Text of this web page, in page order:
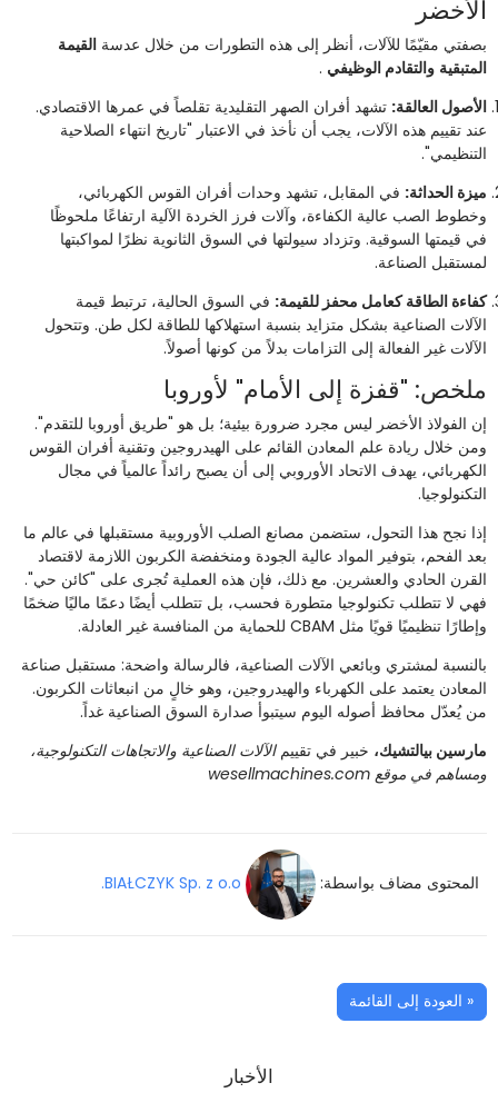
الأخضر
بصفتي مقيّمًا للآلات، أنظر إلى هذه التطورات من خلال عدسةالقيمة
المتبقية والتقادم الوظيفي .
الأصول العالقة: تشهد أفران الصهر التقليدية تقلصاً في عمرها الاقتصادي.
عند تقييم هذه الآلات، يجب أن نأخذ في الاعتبار "تاريخ انتهاء الصلاحية
التنظيمي".
ميزة الحداثة: في المقابل، تشهد وحدات أفران القوس الكهربائي،
وخطوط الصب عالية الكفاءة، وآلات فرز الخردة الآلية ارتفاعًا ملحوظًا
في قيمتها السوقية. وتزداد سيولتها في السوق الثانوية نظرًا لمواكبتها
لمستقبل الصناعة.
كفاءة الطاقة كعامل محفز للقيمة: في السوق الحالية، ترتبط قيمة
الآلات الصناعية بشكل متزايد بنسبة استهلاكها للطاقة لكل طن. وتتحول
الآلات غير الفعالة إلى التزامات بدلاً من كونها أصولاً.
ملخص: "قفزة إلى الأمام" لأوروبا
إن الفولاذ الأخضر ليس مجرد ضرورة بيئية؛ بل هو "طريق أوروبا للتقدم".
ومن خلال ريادة علم المعادن القائم على الهيدروجين وتقنية أفران القوس
الكهربائي، يهدف الاتحاد الأوروبي إلى أن يصبح رائداً عالمياً في مجال
التكنولوجيا.
إذا نجح هذا التحول، ستضمن مصانع الصلب الأوروبية مستقبلها في عالم ما
بعد الفحم، بتوفير المواد عالية الجودة ومنخفضة الكربون اللازمة لاقتصاد
القرن الحادي والعشرين. مع ذلك، فإن هذه العملية تُجرى على "كائن حي".
فهي لا تتطلب تكنولوجيا متطورة فحسب، بل تتطلب أيضًا دعمًا ماليًا ضخمًا
وإطارًا تنظيميًا قويًا مثل CBAM للحماية من المنافسة غير العادلة.
بالنسبة لمشتري وبائعي الآلات الصناعية، فالرسالة واضحة: مستقبل صناعة
المعادن يعتمد على الكهرباء والهيدروجين، وهو خالٍ من انبعاثات الكربون.
من يُعدّل محافظ أصوله اليوم سيتبوأ صدارة السوق الصناعية غداً.
مارسين بيالتشيك، خبير في تقييمالآلات الصناعية والاتجاهات التكنولوجية،
ومساهم في موقع wesellmachines.com
المحتوى مضاف بواسطة: BIAŁCZYK Sp. z o.o.
« العودة إلى القائمة
الأخبار